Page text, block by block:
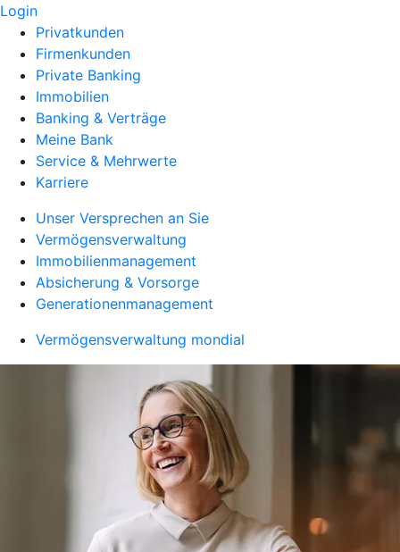
Login
Privatkunden
Firmenkunden
Private Banking
Immobilien
Banking & Verträge
Meine Bank
Service & Mehrwerte
Karriere
Unser Versprechen an Sie
Vermögensverwaltung
Immobilienmanagement
Absicherung & Vorsorge
Generationenmanagement
Vermögensverwaltung mondial